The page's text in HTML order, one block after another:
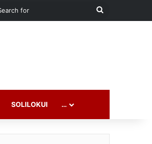
Search
SOLILOKUI …